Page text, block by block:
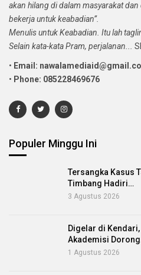
akan hilang di dalam masyarakat
bekerja untuk keabadian”.
Menulis untuk Keabadian. Itu lah
Selain kata-kata Pram, perjalanan...
• Email:
• Phone: 085228469676
Populer Minggu Ini
Tersangka Kasus
Timbang Hadiri…
3 Agustus 2026
Digelar di
Akademisi
1 Agustus 2026